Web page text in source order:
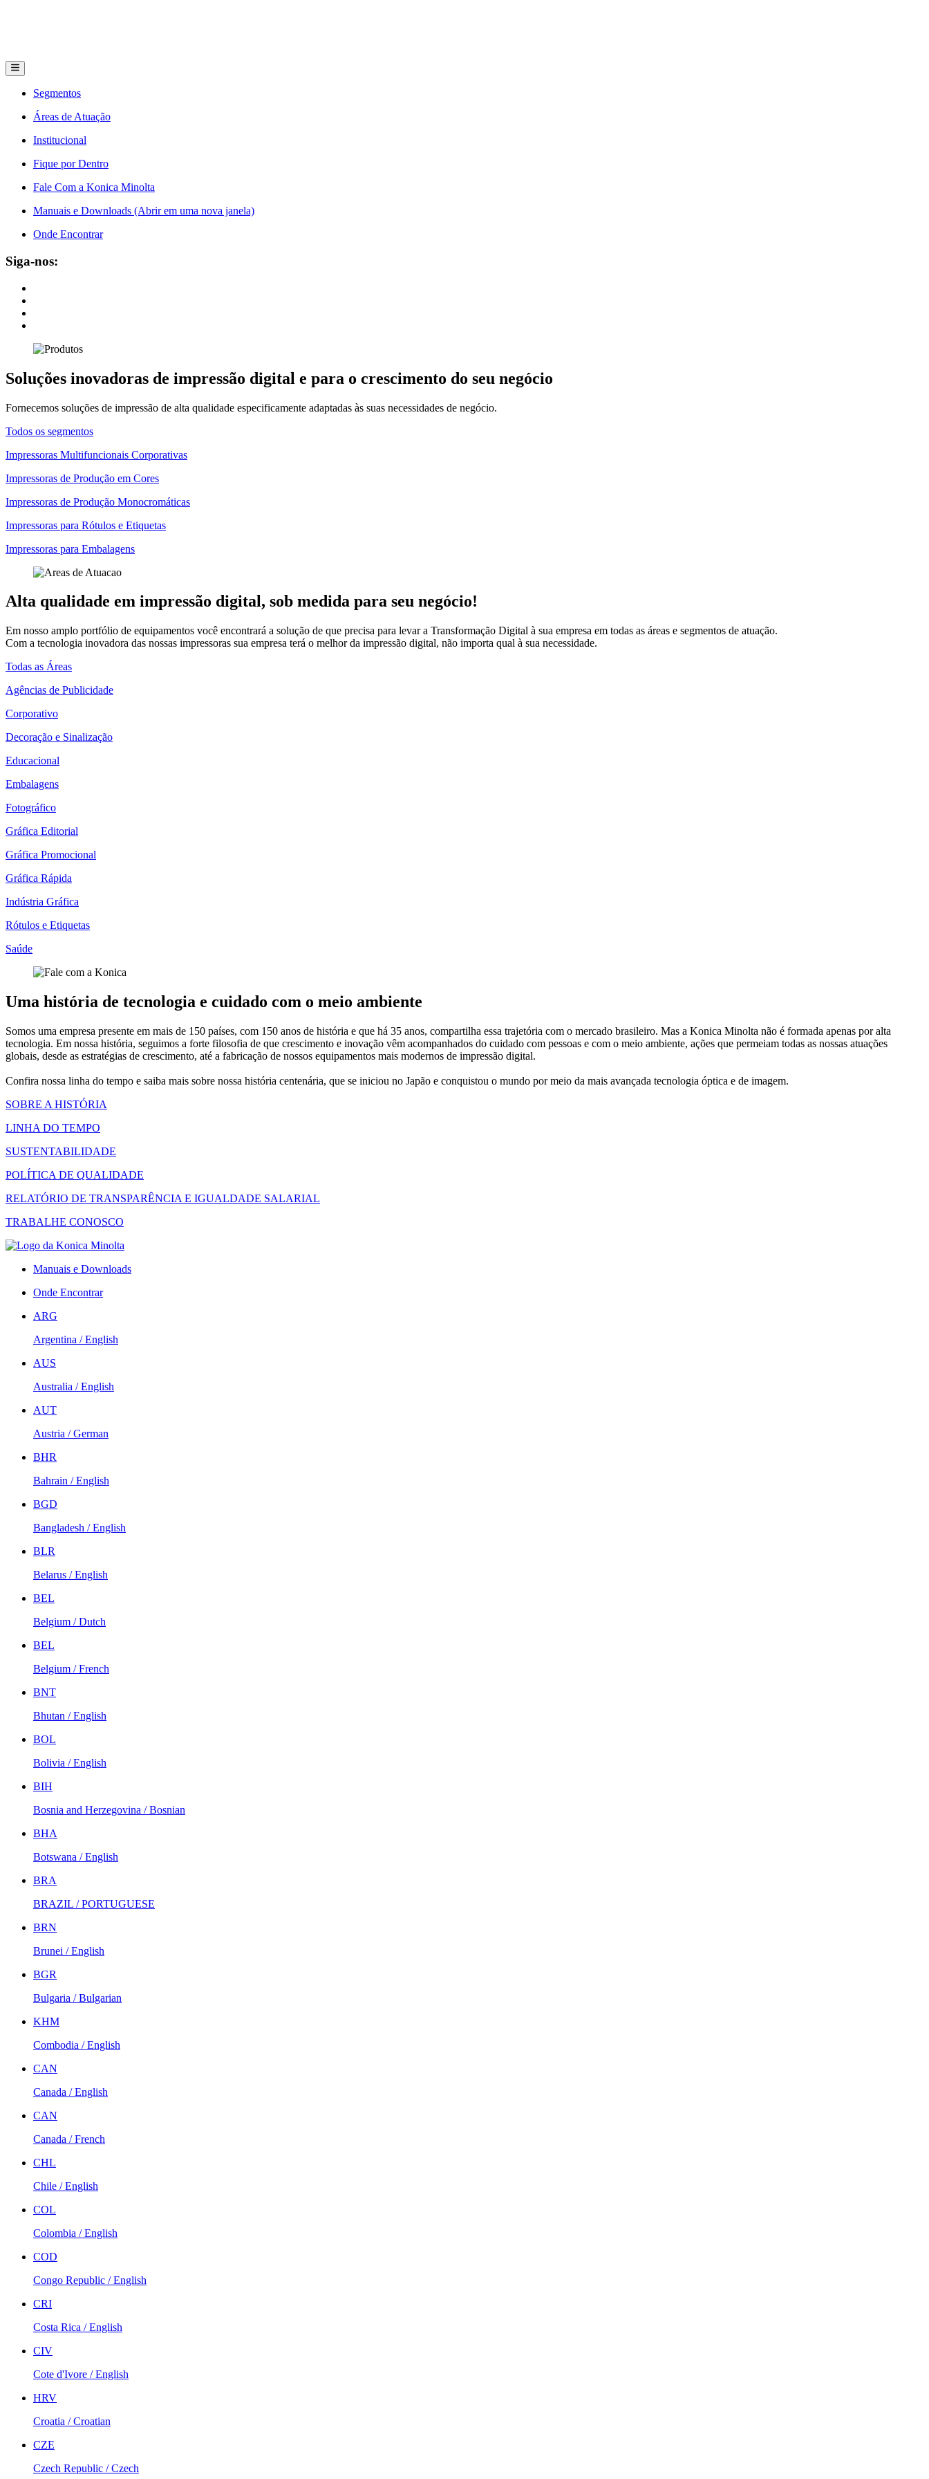
Segmentos
Áreas de Atuação
Institucional
Fique por Dentro
Fale Com a Konica Minolta
Manuais e Downloads (Abrir em uma nova janela)
Onde Encontrar
Siga-nos:
Soluções inovadoras de impressão digital e para o crescimento do seu negócio
Fornecemos soluções de impressão de alta qualidade especificamente adaptadas às suas necessidades de negócio.
Todos os segmentos
Impressoras Multifuncionais Corporativas
Impressoras de Produção em Cores
Impressoras de Produção Monocromáticas
Impressoras para Rótulos e Etiquetas
Impressoras para Embalagens
Alta qualidade em impressão digital, sob medida para seu negócio!
Em nosso amplo portfólio de equipamentos você encontrará a solução de que precisa para levar a Transformação Digital à sua empresa em todas as áreas e segmentos de atuação.
Com a tecnologia inovadora das nossas impressoras sua empresa terá o melhor da impressão digital, não importa qual à sua necessidade.
Todas as Áreas
Agências de Publicidade
Corporativo
Decoração e Sinalização
Educacional
Embalagens
Fotográfico
Gráfica Editorial
Gráfica Promocional
Gráfica Rápida
Indústria Gráfica
Rótulos e Etiquetas
Saúde
Uma história de tecnologia e cuidado com o meio ambiente
Somos uma empresa presente em mais de 150 países, com 150 anos de história e que há 35 anos, compartilha essa trajetória com o mercado brasileiro. Mas a Konica Minolta não é formada apenas por alta
tecnologia. Em nossa história, seguimos a forte filosofia de que crescimento e inovação vêm acompanhados do cuidado com pessoas e com o meio ambiente, ações que permeiam todas as nossas atuações
globais, desde as estratégias de crescimento, até a fabricação de nossos equipamentos mais modernos de impressão digital.
Confira nossa linha do tempo e saiba mais sobre nossa história centenária, que se iniciou no Japão e conquistou o mundo por meio da mais avançada tecnologia óptica e de imagem.
SOBRE A HISTÓRIA
LINHA DO TEMPO
SUSTENTABILIDADE
POLÍTICA DE QUALIDADE
RELATÓRIO DE TRANSPARÊNCIA E IGUALDADE SALARIAL
TRABALHE CONOSCO
Manuais e Downloads
Onde Encontrar
ARG
Argentina / English
AUS
Australia / English
AUT
Austria / German
BHR
Bahrain / English
BGD
Bangladesh / English
BLR
Belarus / English
BEL
Belgium / Dutch
BEL
Belgium / French
BNT
Bhutan / English
BOL
Bolivia / English
BIH
Bosnia and Herzegovina / Bosnian
BHA
Botswana / English
BRA
BRAZIL / PORTUGUESE
BRN
Brunei / English
BGR
Bulgaria / Bulgarian
KHM
Combodia / English
CAN
Canada / English
CAN
Canada / French
CHL
Chile / English
COL
Colombia / English
COD
Congo Republic / English
CRI
Costa Rica / English
CIV
Cote d'Ivore / English
HRV
Croatia / Croatian
CZE
Czech Republic / Czech